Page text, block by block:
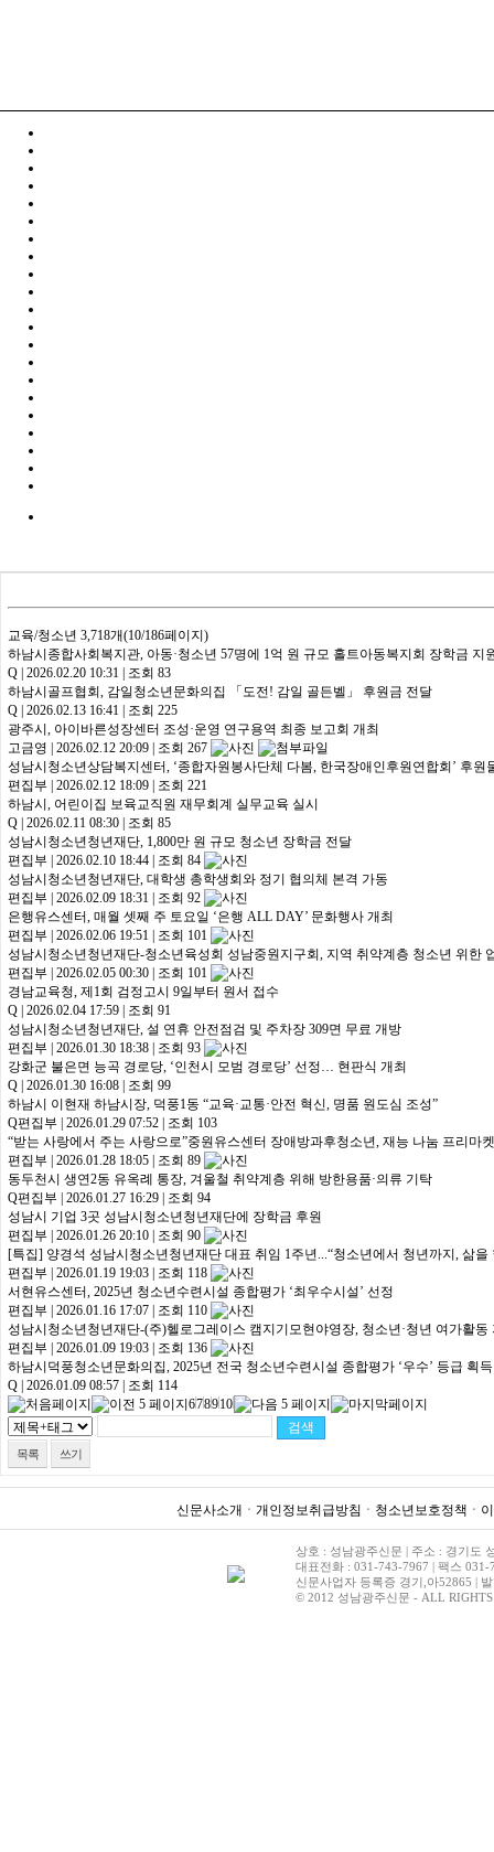
교육/청소년 3,718개(10/186페이지)
하남시종합사회복지관, 아동·청소년 57명에 1억 원 규모 홀트아동복지회 장학금 지
Q 2026.02.20 10:31
조회 83
하남시골프협회, 감일청소년문화의집 「도전! 감일 골든벨」 후원금 전달
Q 2026.02.13 16:41
조회 225
광주시, 아이바른성장센터 조성·운영 연구용역 최종 보고회 개최
고금영
2026.02.12 20:09
조회 267
성남시청소년상담복지센터, ‘종합자원봉사단체 다봄, 한국장애인후원연합회’ 후원
편집부
2026.02.12 18:09
조회 221
하남시, 어린이집 보육교직원 재무회계 실무교육 실시
Q 2026.02.11 08:30
조회 85
성남시청소년청년재단, 1,800만 원 규모 청소년 장학금 전달
편집부
2026.02.10 18:44
조회 84
성남시청소년청년재단, 대학생 총학생회와 정기 협의체 본격 가동
편집부
2026.02.09 18:31
조회 92
은행유스센터, 매월 셋째 주 토요일 ‘은행 ALL DAY’ 문화행사 개최
편집부
2026.02.06 19:51
조회 101
성남시청소년청년재단-청소년육성회 성남중원지구회, 지역 취약계층 청소년 위한
편집부
2026.02.05 00:30
조회 101
경남교육청, 제1회 검정고시 9일부터 원서 접수
Q 2026.02.04 17:59
조회 91
성남시청소년청년재단, 설 연휴 안전점검 및 주차장 309면 무료 개방
편집부
2026.01.30 18:38
조회 93
강화군 불은면 능곡 경로당, ‘인천시 모범 경로당’ 선정… 현판식 개최
Q 2026.01.30 16:08
조회 99
하남시 이현재 하남시장, 덕풍1동 “교육·교통·안전 혁신, 명품 원도심 조성”
Q편집부
2026.01.29 07:52
조회 103
“받는 사랑에서 주는 사랑으로”중원유스센터 장애방과후청소년, 재능 나눔 프리마
편집부
2026.01.28 18:05
조회 89
동두천시 생연2동 유옥례 통장, 겨울철 취약계층 위해 방한용품·의류 기탁
Q편집부
2026.01.27 16:29
조회 94
성남시 기업 3곳 성남시청소년청년재단에 장학금 후원
편집부
2026.01.26 20:10
조회 90
[특집] 양경석 성남시청소년청년재단 대표 취임 1주년...“청소년에서 청년까지, 삶을
편집부
2026.01.19 19:03
조회 118
서현유스센터, 2025년 청소년수련시설 종합평가 ‘최우수시설’ 선정
편집부
2026.01.16 17:07
조회 110
성남시청소년청년재단-(주)헬로그레이스 캠지기모현야영장, 청소년·청년 여가활
편집부
2026.01.09 19:03
조회 136
하남시덕풍청소년문화의집, 2025년 전국 청소년수련시설 종합평가 ‘우수’ 등급 획득
Q 2026.01.09 08:57
조회 114
678910
목록 쓰기
신문사소개 ㆍ 개인정보취급방침 ㆍ 청소년보호정책 ㆍ
상호 : 성남광주신문 | 주소 : 경기도
대표전화 : 031-743-7967 | 팩스 031-
신문사업자 등록증 경기,아52865 |
© 2012 성남광주신문 - ALL RIGHTS